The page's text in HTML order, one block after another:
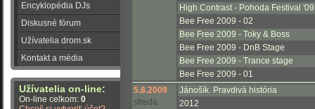
Encyklopédia DJs
Diskusné fórum
Užívatelia drom.sk
Kontakt a média
Užívatelia on-line:
On-line celkom: 0
High Contrast - Pohoda Festival '09
Bee Free 2009 - 02
Bee Free 2009 - Toky & Boss
Bee Free 2009 - DnB Stage
Bee Free 2009 - Trance stage
Bee Free 2009 - 01
5.8.2009
streda
Jánošík. Pravdivá história
2012